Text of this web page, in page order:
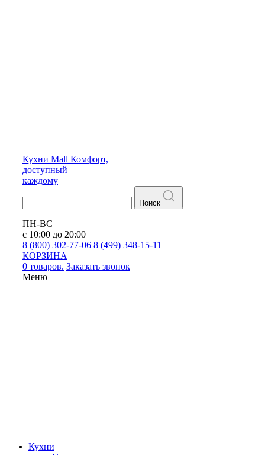
Кухни Mall Комфорт,
доступный
каждому
Поиск
ПН-ВС
с 10:00 до 20:00
8 (800) 302-77-06 8 (499) 348-15-11
КОРЗИНА
0 товаров. Заказать звонок
Меню
Кухни